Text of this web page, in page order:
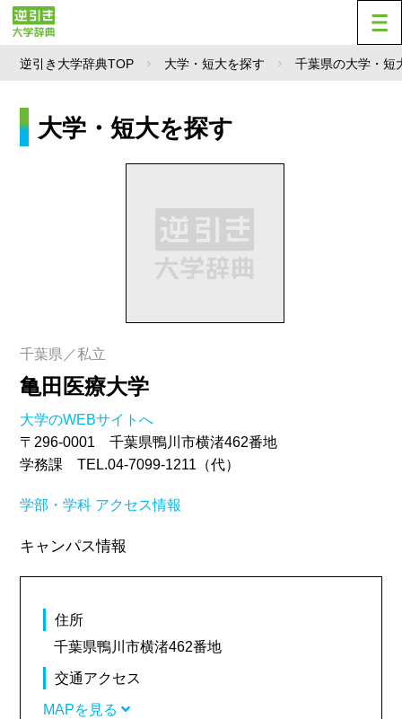
逆引き大学辞典TOP 大学・短大を探す 千葉県の大学・短
大学・短大を探す
千葉県／私立
亀田医療大学
大学のWEBサイトへ
〒296-0001 千葉県鴨川市横渚462番地
学務課 TEL.04-7099-1211（代）
学部・学科 アクセス情報
キャンパス情報
住所
千葉県鴨川市横渚462番地
交通アクセス
MAPを見る